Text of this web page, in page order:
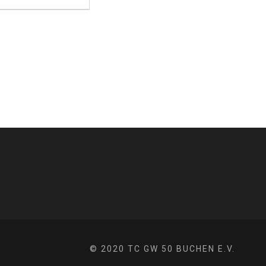
© 2020 TC GW 50 BUCHEN E.V.